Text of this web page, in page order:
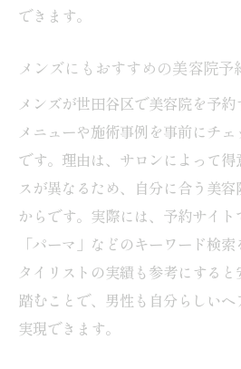
美容院スタッフに配慮
トラブル回避のための
美容院でおまかせオーダー
美容院で「おまかせ」
夫
理想以上の仕上がりに
術
失敗しないおまかせオー
できます。
メンズにもおすすめの美容院予
メンズが世田谷区で美容院を予
メニューや施術事例を事前にチ
です。理由は、サロンによって
スが異なるため、自分に合う美
からです。実際には、予約サイト
「パーマ」などのキーワード検
タイリストの実績も参考にする
踏むことで、男性も自分らしいヘ
実現できます。